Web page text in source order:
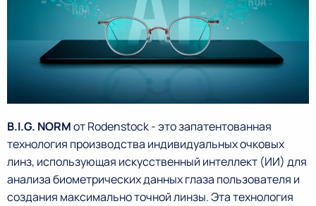
B.I.G. NORMот Rodenstock - это запатентованная
технология производства индивидуальных очковых
линз, использующая искусственный интеллект (ИИ) для
анализа биометрических данных глаза пользователя и
создания максимально точной линзы. Эта технология